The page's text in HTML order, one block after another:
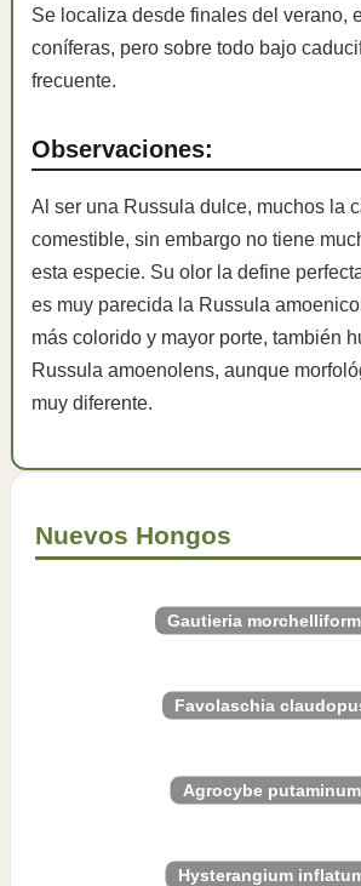
Se localiza desde finales del verano,
coníferas, pero sobre todo bajo
frecuente.
Observaciones:
Al ser una Russula dulce, muchos la
comestible, sin embargo no tiene
esta especie. Su olor la define
es muy parecida la Russula
más colorido y mayor porte, también
Russula amoenolens, aunque
muy diferente.
Nuevos Hongos
Gautieria
Favolaschia
Agrocybe putaminum
Hysterangium